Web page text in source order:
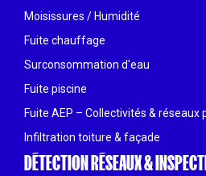
Moisissures / Humidité
Fuite chauffage
Surconsommation d'eau
Fuite piscine
Fuite AEP – Collectivités & réseaux
Infiltration toiture & façade
DÉTECTION RÉSEAUX &